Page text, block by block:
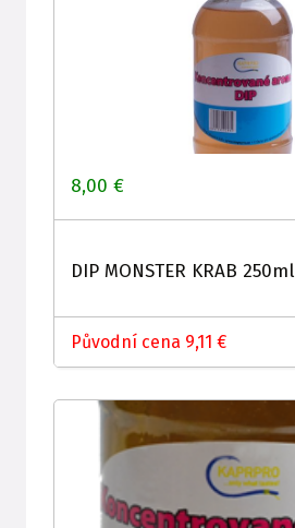
8,00 €
DIP MONSTER KRAB 250ml
Původní cena 9,11 €